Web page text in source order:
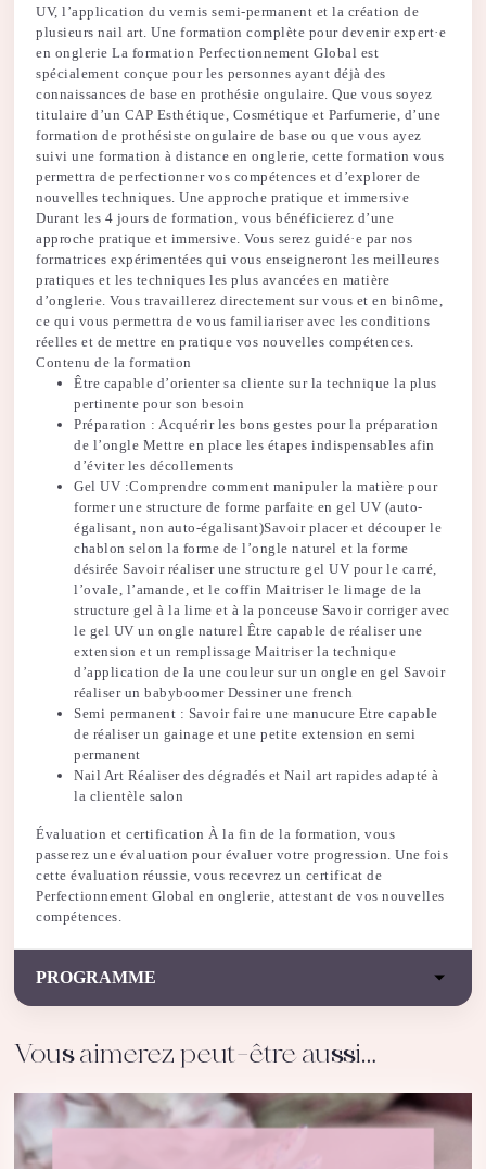
e
m
e
n
t
G
l
o
b
a
l
UV, l’application du vernis semi-permanent et la création de
plusieurs nail art. Une formation complète pour devenir expert·e
en onglerie La formation Perfectionnement Global est
spécialement conçue pour les personnes ayant déjà des
connaissances de base en prothésie ongulaire. Que vous soyez
titulaire d’un CAP Esthétique, Cosmétique et Parfumerie, d’une
formation de prothésiste ongulaire de base ou que vous ayez
suivi une formation à distance en onglerie, cette formation vous
permettra de perfectionner vos compétences et d’explorer de
nouvelles techniques. Une approche pratique et immersive
Durant les 4 jours de formation, vous bénéficierez d’une
approche pratique et immersive. Vous serez guidé·e par nos
formatrices expérimentées qui vous enseigneront les meilleures
pratiques et les techniques les plus avancées en matière
d’onglerie. Vous travaillerez directement sur vous et en binôme,
ce qui vous permettra de vous familiariser avec les conditions
réelles et de mettre en pratique vos nouvelles compétences.
Contenu de la formation
Être capable d’orienter sa cliente sur la technique la plus
pertinente pour son besoin
Préparation : Acquérir les bons gestes pour la préparation
de l’ongle Mettre en place les étapes indispensables afin
d’éviter les décollements
Gel UV :Comprendre comment manipuler la matière pour
former une structure de forme parfaite en gel UV (auto-
égalisant, non auto-égalisant)Savoir placer et découper le
chablon selon la forme de l’ongle naturel et la forme
désirée Savoir réaliser une structure gel UV pour le carré,
l’ovale, l’amande, et le coffin Maitriser le limage de la
structure gel à la lime et à la ponceuse Savoir corriger avec
le gel UV un ongle naturel Être capable de réaliser une
extension et un remplissage Maitriser la technique
d’application de la une couleur sur un ongle en gel Savoir
réaliser un babyboomer Dessiner une french
Semi permanent : Savoir faire une manucure Etre capable
de réaliser un gainage et une petite extension en semi
permanent
Nail Art Réaliser des dégradés et Nail art rapides adapté à
la clientèle salon
Évaluation et certification À la fin de la formation, vous
passerez une évaluation pour évaluer votre progression. Une fois
cette évaluation réussie, vous recevrez un certificat de
Perfectionnement Global en onglerie, attestant de vos nouvelles
compétences.
PROGRAMME
Vous aimerez peut-être aussi…